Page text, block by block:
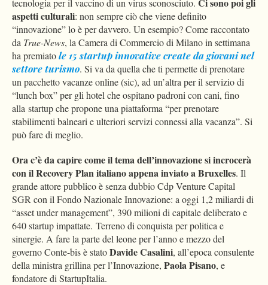
aspetti culturali: non sempre ciò che viene definito
“innovazione” lo è per davvero. Un esempio? Come raccontato
da True-News, la Camera di Commercio di Milano in settimana
ha premiatole 15 startup innovative create da giovani nel
settore turismo. Si va da quella che ti permette di prenotare
un pacchetto vacanze online (sic), ad un’altra per il servizio di
“lunch box” per gli hotel che ospitano padroni con cani, fino
alla startup che propone una piattaforma “per prenotare
stabilimenti balneari e ulteriori servizi connessi alla vacanza”. Si
può fare di meglio.
Ora c’è da capire come il tema dell’innovazione si incrocerà
con il Recovery Plan italiano appena inviato a Bruxelles. Il
grande attore pubblico è senza dubbio Cdp Venture Capital
SGR con il Fondo Nazionale Innovazione: a oggi 1,2 miliardi di
“asset under management”, 390 milioni di capitale deliberato e
640 startup impattate. Terreno di conquista per politica e
sinergie. A fare la parte del leone per l’anno e mezzo del
governo Conte-bis è statoDavide Casalini, all’epoca consulente
della ministra grillina per l’Innovazione, Paola Pisano, e
fondatore di StartupItalia.